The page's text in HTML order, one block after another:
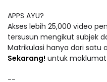
APPS AYU?
Akses lebih 25,000 video
tersusun mengikut subjek
Matrikulasi hanya dari satu
Sekarang! untuk
--